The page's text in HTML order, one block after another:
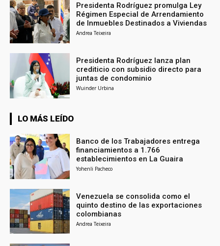
Presidenta Rodríguez promulga Ley
Régimen Especial de Arrendamiento
de Inmuebles Destinados a Viviendas
Andrea Teixeira
Presidenta Rodríguez lanza plan
crediticio con subsidio directo para
juntas de condominio
Wuinder Urbina
LO MÁS LEÍDO
Banco de los Trabajadores entrega
financiamientos a 1.766
establecimientos en La Guaira
Yohenli Pacheco
Venezuela se consolida como el
quinto destino de las exportaciones
colombianas
Andrea Teixeira